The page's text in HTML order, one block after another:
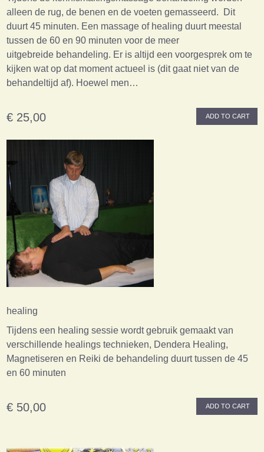
alleen de rug, de benen en de voeten gemasseerd. Dit
duurt 45 minuten. Een massage of healing duurt meestal
tussen de 60 en 90 minuten voor de meer
uitgebreide behandeling. Er is altijd een voorgesprek om te
kijken wat op dat moment actueel is (dit gaat niet van de
behandeltijd af). Hoewel men…
€ 25,00 ADD TO CART
healing
Tijdens een healing sessie wordt gebruik gemaakt van
verschillende healings technieken, Dendera Healing,
Magnetiseren en Reiki de behandeling duurt tussen de 45
en 60 minuten
€ 50,00 ADD TO CART